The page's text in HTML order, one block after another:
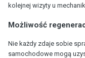
kolejnej wizyty u
Możliwość
Nie każdy zdaje sobie
samochodowe mogą